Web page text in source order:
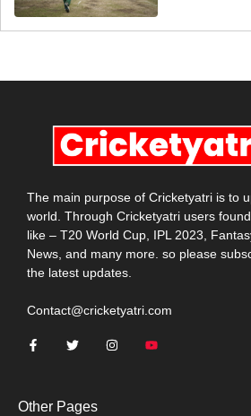
The main purpose of Cricketyatri is to
world. Through Cricketyatri users
like – T20 World Cup, IPL 2023,
News, and many more. so please
the latest updates.
Contact@cricketyatri.com
Other Pages